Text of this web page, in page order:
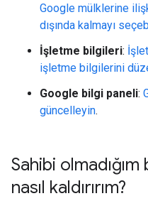
Google mülklerine
dışında kalmayı
İşletme bilgileri:
işletme bilgilerini
Google bilgi paneli:
güncelleyin.
Sahibi
nasıl kaldırırım?